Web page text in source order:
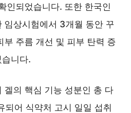
인되었습니다. 또한 한국인
임상시험에서 3개월 동안 꾸
부 주름 개선 및 피부 탄력 증
니다.
겔의 핵심 기능 성분인 총 다
되어 식약처 고시 일일 섭취